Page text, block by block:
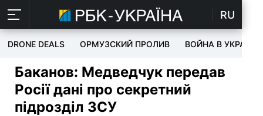
RU
DRONE DEALS ОРМУЗСКИЙ ПРОЛИВ ВОЙНА В УКРАИНЕ
Баканов: Медведчук передав
Росії дані про секретний
підрозділ ЗСУ